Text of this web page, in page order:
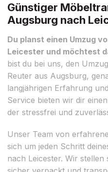
Günstiger
Augsburg nach
Du planst einen Umzug
Leicester und möchtest
bist du bei uns, den
Reuter aus Augsburg,
langjährigen Erfahrung
Service bieten wir dir
der stressfrei und
Unser Team von
sich um jeden Schritt
nach Leicester. Wir stellen